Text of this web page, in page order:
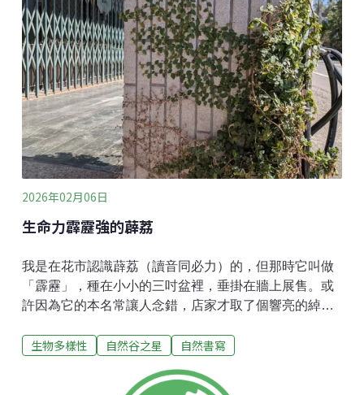
通常都很容易被忽略。有一次在附近進行棲地維護志工
時，看見一顆小小的柑橘掉落在地上，抬頭找了好一陣
子，才剛好發現有一棵好大棵的台灣香檬樹，生長在每
次上山都會路過的小徑旁。這個意外的小發現，也成了
我之後每次進入棲地前，都會多看幾眼的觀察項目之
一。有採過柑橘、或看過一般農民種植柑橘樹的人，可
能都會很好奇：為什麼柑橘樹會長得那麼高？其實是因
為果農在種植柑橘時，會經常性地修
2026年02月06日
生命力霹靂強的薜荔
我是在花市認識薜荔（讀音同必力）的，但那時它叫做
「霹靂」，種在小小的三吋盆裡，垂掛在牆上展售。或
許因為它的本名常讓人念錯，店家才取了個響亮的綽
「霹靂」：生命力強，能一路爬到天涯海角，無論是老
到薜荔的身影。薜荔強大的攀附力來自莖部的不定根，
生物多樣性 自然谷之星 自然書寫